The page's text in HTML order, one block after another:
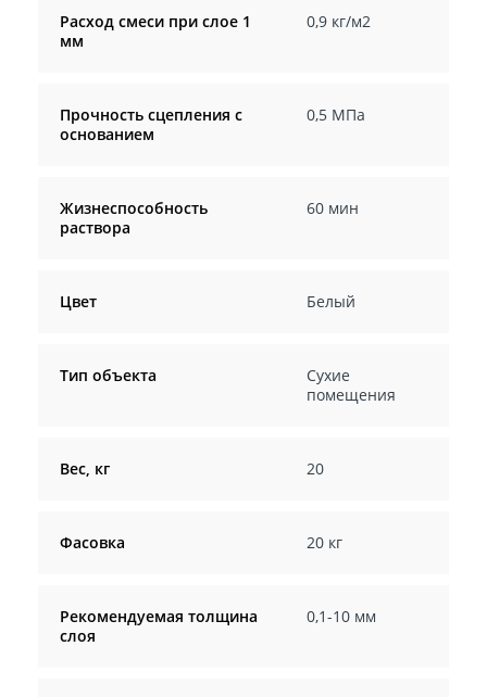
Расход смеси при слое 1
мм
0,9 кг/м2
Прочность сцепления с
основанием
0,5 МПа
Жизнеспособность
раствора
60 мин
Цвет Белый
Тип объекта
Сухие
помещения
Вес, кг 20
Фасовка 20 кг
Рекомендуемая толщина
слоя
0,1-10 мм